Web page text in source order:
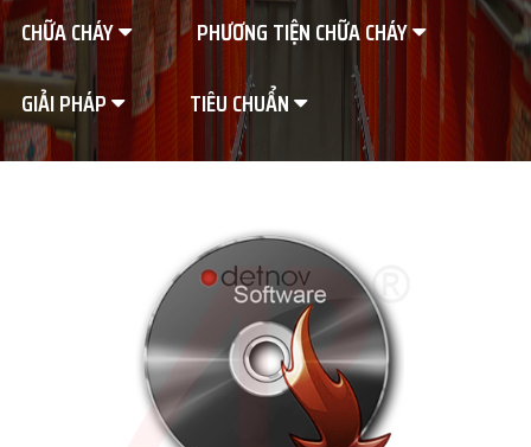
CHỮA CHÁY
PHƯƠNG TIỆN CHỮA CHÁY
GIẢI PHÁP
TIÊU CHUẨN